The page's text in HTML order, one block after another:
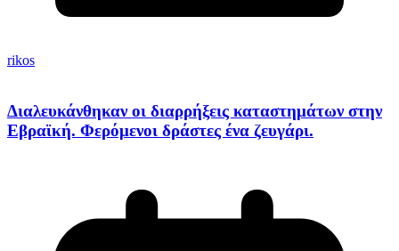
rikos
Διαλευκάνθηκαν οι διαρρήξεις καταστημάτων στην
Εβραϊκή. Φερόμενοι δράστες ένα ζευγάρι.